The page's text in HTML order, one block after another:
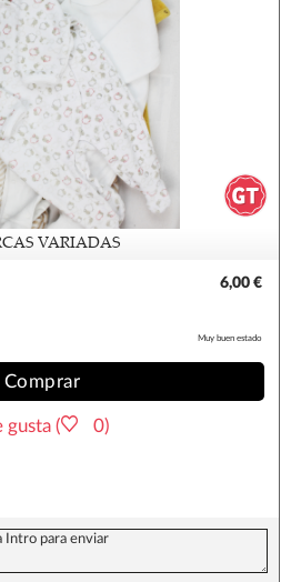
VARIADAS
6,00 €
Muy buen estado
Comprar
gusta ( 0)